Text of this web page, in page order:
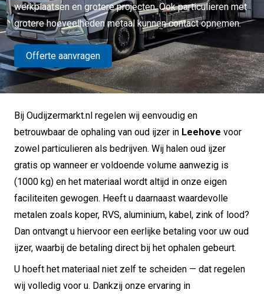
werkplaatsen en grotere projecten. Ook particulieren met
grotere hoeveelheden metaal kunnen contact opnemen.
Offerte aanvragen
Bij Oudijzermarkt.nl regelen wij eenvoudig en
betrouwbaar de ophaling van oud ijzer in Leehove voor
zowel particulieren als bedrijven. Wij halen oud ijzer
gratis op wanneer er voldoende volume aanwezig is
(1000 kg) en het materiaal wordt altijd in onze eigen
faciliteiten gewogen. Heeft u daarnaast waardevolle
metalen zoals koper, RVS, aluminium, kabel, zink of lood?
Dan ontvangt u hiervoor een eerlijke betaling voor uw oud
ijzer, waarbij de betaling direct bij het ophalen gebeurt.
U hoeft het materiaal niet zelf te scheiden — dat regelen
wij volledig voor u. Dankzij onze ervaring in